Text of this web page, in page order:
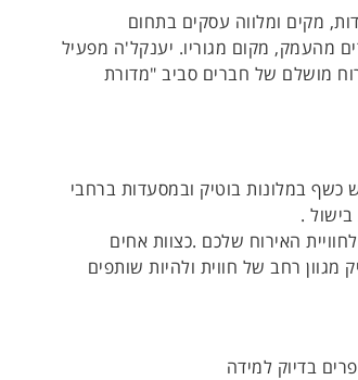
מקים ומלווה עסקים בתחום
מהעמק, מקום מגוריו. יענקל'ה מפעיל
מושלם של חברים סביב "מדורת
כשף במלונות בוטיק ובמסעדות ברחבי
.
האירוח שלכם .כצוות אחים
מגוון רחב של חווית ולהיות שותפים
בדיוק למידה